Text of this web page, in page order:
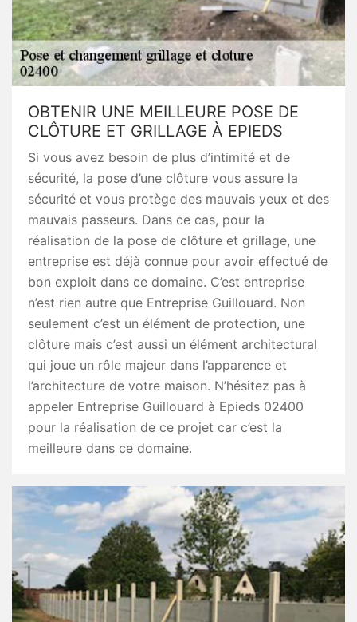
OBTENIR UNE MEILLEURE POSE DE
CLÔTURE ET GRILLAGE À EPIEDS
Si vous avez besoin de plus d’intimité et de
sécurité, la pose d’une clôture vous assure la
sécurité et vous protège des mauvais yeux et des
mauvais passeurs. Dans ce cas, pour la
réalisation de la pose de clôture et grillage, une
entreprise est déjà connue pour avoir effectué de
bon exploit dans ce domaine. C’est entreprise
n’est rien autre que Entreprise Guillouard. Non
seulement c’est un élément de protection, une
clôture mais c’est aussi un élément architectural
qui joue un rôle majeur dans l’apparence et
l’architecture de votre maison. N’hésitez pas à
appeler Entreprise Guillouard à Epieds 02400
pour la réalisation de ce projet car c’est la
meilleure dans ce domaine.